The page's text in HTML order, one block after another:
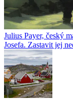
Julius Payer, český
Josefa. Zastavit jej